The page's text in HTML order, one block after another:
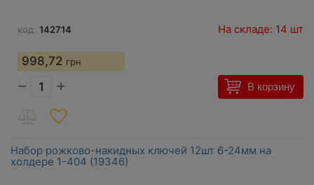
код: 142714 На складе: 14 шт
998,72 грн
− + В корзину
Набор рожково-накидных ключей 12шт 6-24мм на
холдере 1-404 (19346)